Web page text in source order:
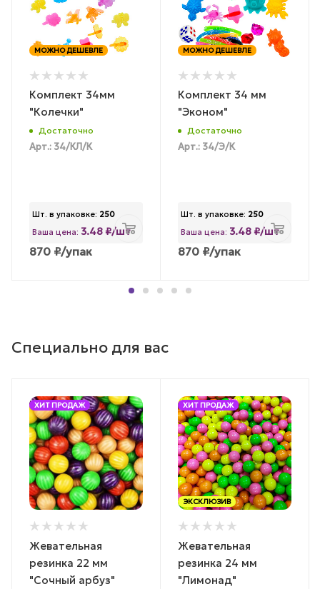
МОЖНО ДЕШЕВЛЕ
Комплект 34мм
"Колечки"
Достаточно
Арт.: 34/КЛ/К
Шт. в упаковке: 250
Ваша цена: 3.48 ₽/шт
870 ₽/упак
МОЖНО ДЕШЕВЛЕ
Комплект 34 мм
"Эконом"
Достаточно
Арт.: 34/Э/К
Шт. в упаковке: 250
Ваша цена: 3.48 ₽/шт
870 ₽/упак
Специально для вас
ХИТ ПРОДАЖ
Жевательная
резинка 22 мм
"Сочный арбуз"
ХИТ ПРОДАЖ
ЭКСКЛЮЗИВ
Жевательная
резинка 24 мм
"Лимонад"